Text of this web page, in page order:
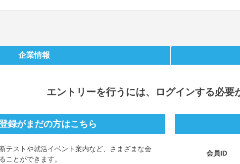
企業情報
エントリーを行うには、ログインする必要
会員ID
録がまだの方はこちら
テストや就活イベント案内など、さまざまな会
ことができます。